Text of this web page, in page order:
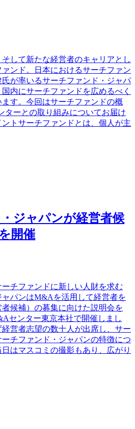
して新たな経営者のキャリアとし
ンド。日本におけるサーチファン
氏が率いるサーチファンド・ジャパ
内にサーチファンドを広めるべく
す。今回はサーチファンドの概
ターとの取り組みについてお届け
トサーチファンドとは、個人が主
ジャパンが経営者候
開催
チファンドに新しい人財を求む
パンはM&Aを活用して経営者を
候補）の募集に向けた説明会を
センター東京本社で開催しまし
営者志望の数十人が出席し、サー
チファンド・ジャパンの特徴につ
はマスコミの撮影もあり、広がり